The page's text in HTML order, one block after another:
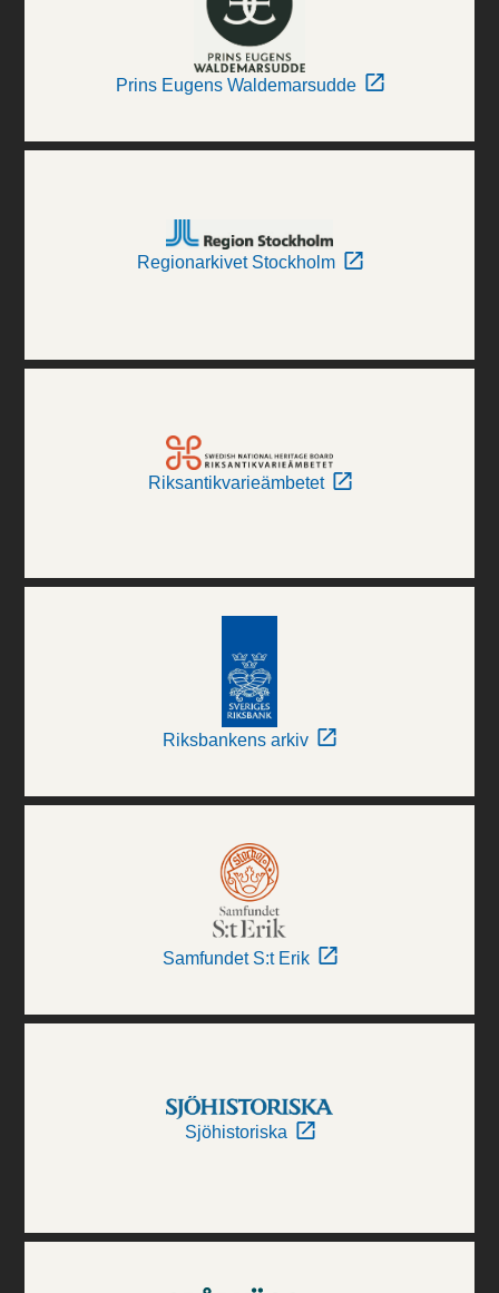
Prins Eugens Waldemarsudde
Regionarkivet Stockholm
Riksantikvarieämbetet
Riksbankens arkiv
Samfundet S:t Erik
Sjöhistoriska